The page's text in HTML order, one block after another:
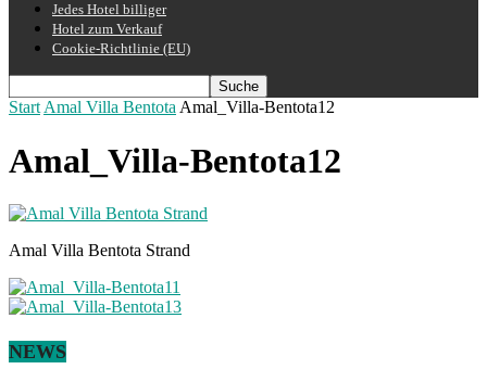
Jedes Hotel billiger
Hotel zum Verkauf
Cookie-Richtlinie (EU)
StartAmal Villa BentotaAmal_Villa-Bentota12
Amal_Villa-Bentota12
Amal Villa Bentota Strand
NEWS